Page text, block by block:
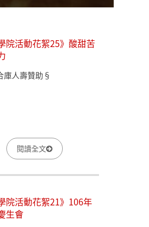
院活動花絮25》酸甜苦
庫人壽贊助§
閱讀全文
院活動花絮21》106年
生會